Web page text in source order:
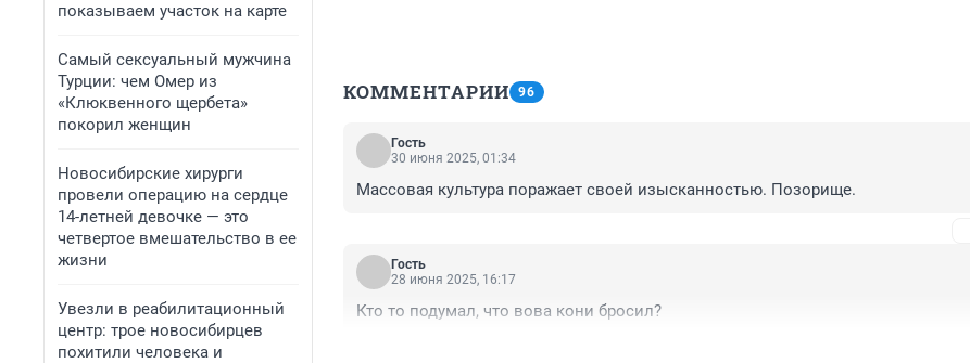
показываем участок на карте
Самый сексуальный мужчина
Турции: чем Омер из
«Клюквенного щербета»
покорил женщин
Новосибирские хирурги
провели операцию на сердце
14-летней девочке — это
четвертое вмешательство в ее
жизни
Увезли в реабилитационный
центр: трое новосибирцев
похитили человека и
КОММЕНТАРИИ 96
Гость
30 июня 2025, 01:34
Массовая культура поражает своей изысканностью. Позорище.
Гость
28 июня 2025, 16:17
Кто то подумал, что вова кони бросил?